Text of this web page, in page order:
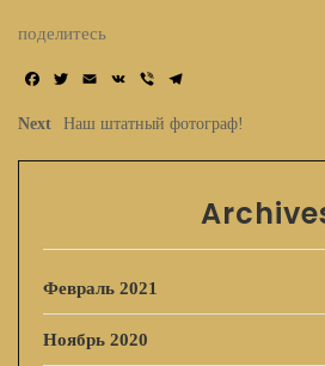
поделитесь
c
e
i
t
a
i
V
V
b
e
l
e
Next Наш штатный фотограф!
Февраль 2021
Ноябрь 2020